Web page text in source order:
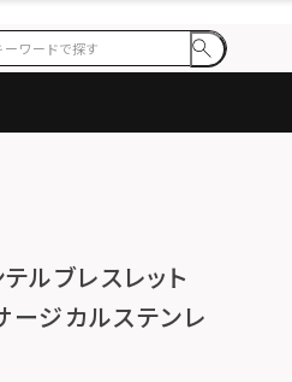
ルブレスレット
ージカルステンレ